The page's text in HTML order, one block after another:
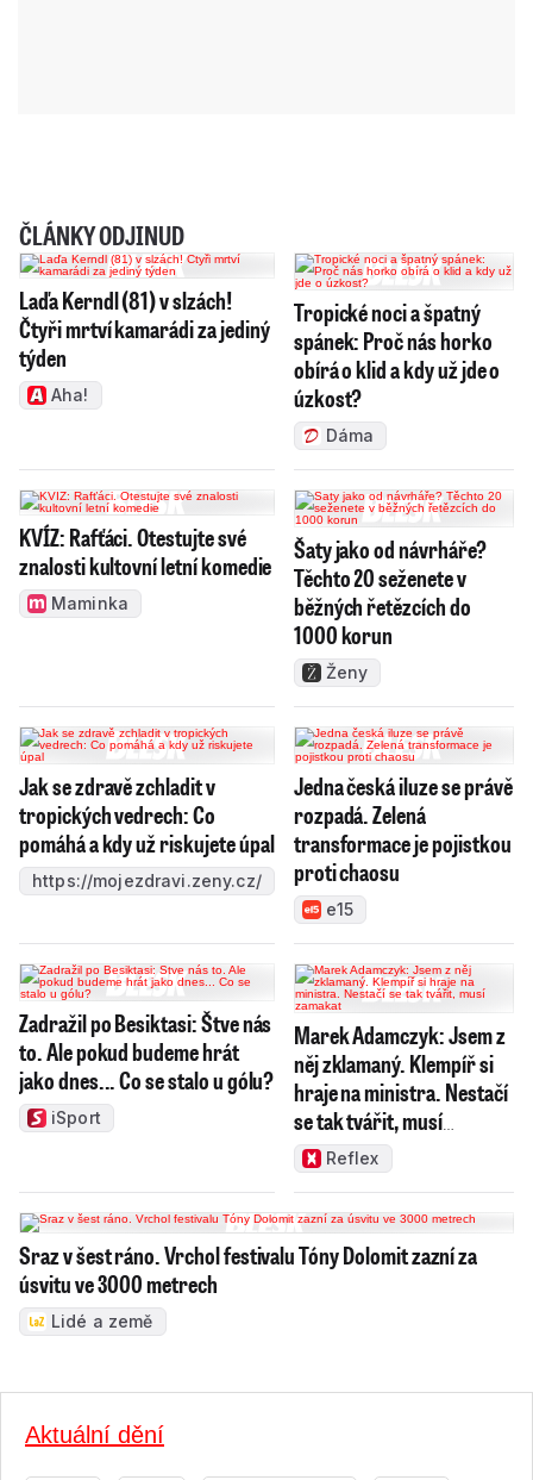
ČLÁNKY ODJINUD
Laďa Kerndl (81) v slzách!
Čtyři mrtví kamarádi za jediný
týden
Aha!
Tropické noci a špatný
spánek: Proč nás horko
obírá o klid a kdy už jde o
úzkost?
Dáma
KVÍZ: Rafťáci. Otestujte své
znalosti kultovní letní komedie
Maminka
Šaty jako od návrháře?
Těchto 20 seženete v
běžných řetězcích do
1000 korun
Ženy
Jak se zdravě zchladit v
tropických vedrech: Co
pomáhá a kdy už riskujete úpal
https://mojezdravi.zeny.cz/
Jedna česká iluze se právě
rozpadá. Zelená
transformace je pojistkou
proti chaosu
e15
Zadražil po Besiktasi: Štve nás
to. Ale pokud budeme hrát
jako dnes... Co se stalo u gólu?
iSport
Marek Adamczyk: Jsem z
něj zklamaný. Klempíř si
hraje na ministra. Nestačí
se tak tvářit, musí
zamakat
Reflex
Sraz v šest ráno. Vrchol festivalu Tóny Dolomit zazní za
úsvitu ve 3000 metrech
Lidé a země
Aktuální dění